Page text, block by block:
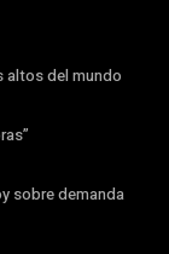
altos del mundo
sobre demanda